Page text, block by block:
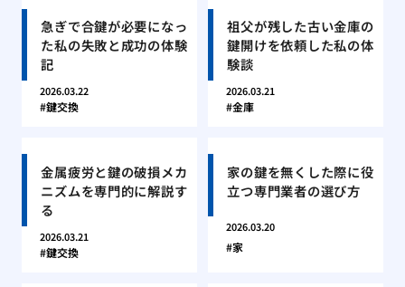
急ぎで合鍵が必要になっ
た私の失敗と成功の体験
記
2026.03.22
鍵交換
祖父が残した古い金庫の
鍵開けを依頼した私の体
験談
2026.03.21
金庫
金属疲労と鍵の破損メカ
ニズムを専門的に解説す
る
2026.03.21
鍵交換
家の鍵を無くした際に役
立つ専門業者の選び方
2026.03.20
家